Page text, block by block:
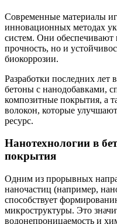
Современные материалы
инновационных методах
систем. Они
прочность, но и
биокоррозии.
Разработки последних лет
бетоны с нанодобавками,
композитные покрытия, а
волокон, которые
ресурс.
Нанотехнологии в
покрытия
Одним из прорывных
наночастиц (например,
способствует
микроструктуры. Это
водонепроницаемость и